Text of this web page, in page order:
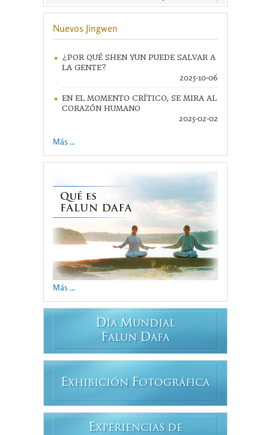
Nuevos Jingwen
¿POR QUÉ SHEN YUN PUEDE SALVAR A
LA GENTE?
2025-10-06
EN EL MOMENTO CRÍTICO, SE MIRA AL
CORAZÓN HUMANO
2025-02-02
Más ...
Más ...
DÍA MUNDIAL
FALUN DAFA
EXHIBICIÓN FOTOGRÁFICA
EXPERIENCIAS DE